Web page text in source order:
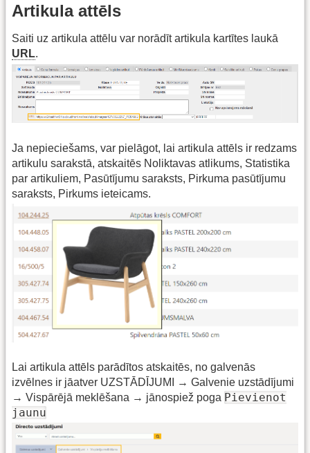
Artikula attēls
Saiti uz artikula attēlu var norādīt artikula kartītes laukā
URL.
Ja nepieciešams, var pielāgot, lai artikula attēls ir redzams
artikulu sarakstā, atskaitēs Noliktavas atlikums, Statistika
par artikuliem, Pasūtījumu saraksts, Pirkuma pasūtījumu
saraksts, Pirkums ieteicams.
Lai artikula attēls parādītos atskaitēs, no galvenās
izvēlnes ir jāatver UZSTĀDĪJUMI → Galvenie uzstādījumi
→ Vispārējā meklēšana → jānospiež poga Pievienot
jaunu